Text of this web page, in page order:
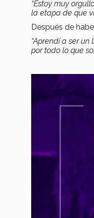
“Estoy muy
la etapa de que
Después de
“Aprendí a ser
por todo lo que